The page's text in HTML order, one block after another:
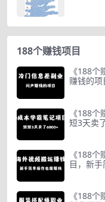
188个赚钱项目
《188
赚钱的项
《188
短3天卖
《188
目，新
《188